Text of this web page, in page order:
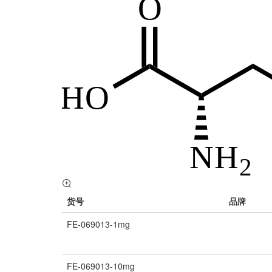
货号
品牌
FE-069013-1mg
FE-069013-10mg